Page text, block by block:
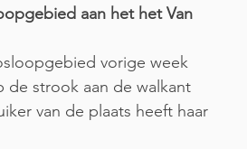
aan het het Van
vorige week
de strook aan de walkant
van de plaats heeft haar